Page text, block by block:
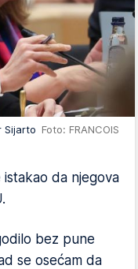
Sijarto Foto: FRANCOIS
istakao da njegova
bez pune
se osećam da